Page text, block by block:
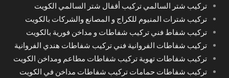
تركيب شتر السالمي تركيب أقفال شتر السالمي الكويت
تركيب شترات المنيوم للكراج و المصانع والشركات بالكويت
تركيب شفاط فني تركيب شفاطات و مداخن فورية بالكويت
تركيب شفاطات الفروانية فني تركيب شفاطات هندي الفروانية
تركيب شفاطات تهوية تركيب شفاطات مطاعم ومداخن الكويت
تركيب شفاطات حمامات تركيب شفاطات مداخن في الكويت